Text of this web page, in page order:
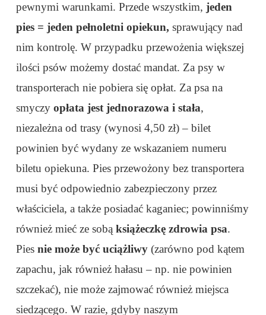
pewnymi warunkami. Przede wszystkim, jeden
pies = jeden pełnoletni opiekun, sprawujący nad
nim kontrolę. W przypadku przewożenia większej
ilości psów możemy dostać mandat. Za psy w
transporterach nie pobiera się opłat. Za psa na
smyczy opłata jest jednorazowa i stała,
niezależna od trasy (wynosi 4,50 zł) – bilet
powinien być wydany ze wskazaniem numeru
biletu opiekuna. Pies przewożony bez transportera
musi być odpowiednio zabezpieczony przez
właściciela, a także posiadać kaganiec; powinniśmy
również mieć ze sobąksiążeczkę zdrowia psa.
Pies nie może być uciążliwy(zarówno pod kątem
zapachu, jak również hałasu – np. nie powinien
szczekać), nie może zajmować również miejsca
siedzącego. W razie, gdyby naszym